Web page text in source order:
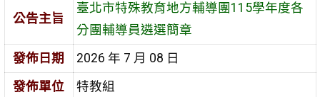
公告主旨
臺北市特殊教育地方輔導團115學年度各
分團輔導員遴選簡章
發佈日期
2026 年 7 月 08 日
發佈單位
特教組